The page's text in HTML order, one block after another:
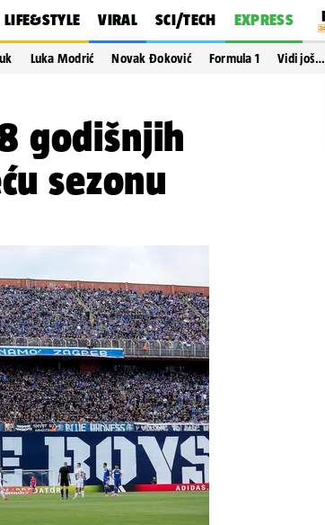
LIFE&STYLE VIRAL SCI/TECH EXPRESS
Luka Modrić Novak Đoković Formula 1 Vidi još…
godišnjih
sezonu